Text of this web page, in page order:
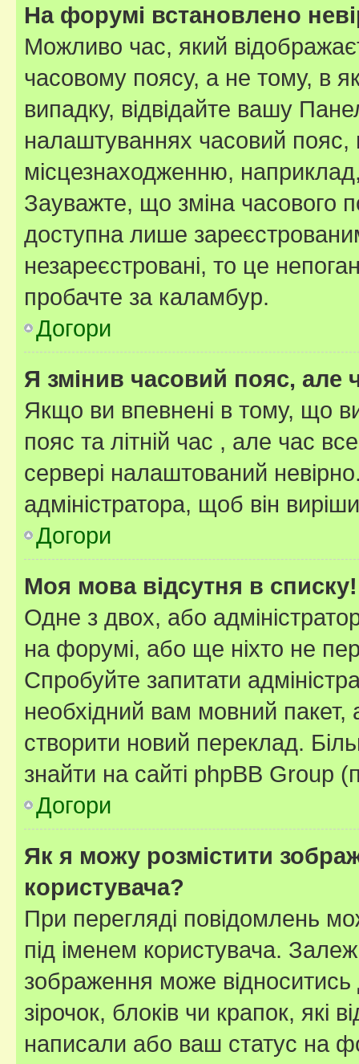
На форумі встановлено
Можливо час, який
часовому поясу, а не тому, в
випадку, відвідайте вашу
налаштуваннях часовий пояс,
місцезнаходженню,
Зауважте, що зміна часового
доступна лише
незареєстровані, то це
пробачте за каламбур.
Догори
Я змінив часовий пояс, але
Якщо ви впевнені в тому, що
пояс та літній час , але час
сервері налаштований
адміністратора, щоб він
Догори
Моя мова відсутня в списку!
Одне з двох, або
на форумі, або ще ніхто не
Спробуйте запитати
необхідний вам мовний
створити новий переклад.
знайти на сайті phpBB Group
Догори
Як я можу розмістити
користувача?
При перегляді повідомлень
під іменем користувача.
зображення може відноситись
зірочок, блоків чи крапок, які
написали або ваш статус на